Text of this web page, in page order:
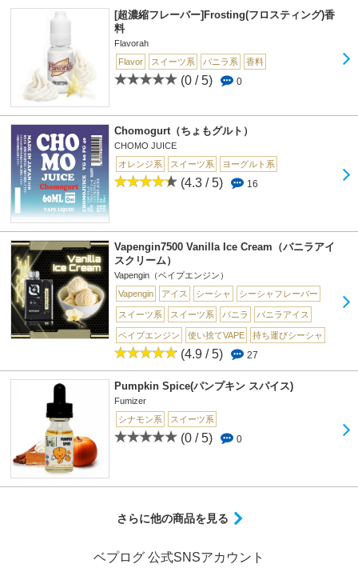
[超濃縮フレーバー]Frosting(フロスティング)香
料
Flavorah
Flavor
スイーツ系 バニラ系 香料
(0 / 5) 0
Chomogurt（ちょもグルト）
CHOMO JUICE
オレンジ系
スイーツ系 ヨーグルト系
(4.3 / 5) 16
Vapengin7500 Vanilla Ice Cream（バニラアイ
スクリーム）
Vapengin（ベイプエンジン）
Vapengin
アイス シーシャ シーシャフレーバー
スイーツ系 スイーツ系 バニラ バニラアイス
ベイプエンジン 使い捨てVAPE 持ち運びシーシャ
(4.9 / 5) 27
Pumpkin Spice(パンプキン スパイス)
Fumizer
シナモン系
スイーツ系
(0 / 5) 0
さらに他の商品を見る
ベプログ 公式SNSアカウント